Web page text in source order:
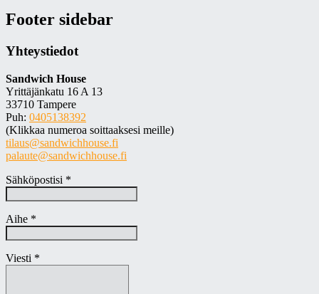
Footer sidebar
Yhteystiedot
Sandwich House
Yrittäjänkatu 16 A 13
33710 Tampere
Puh: 0405138392
(Klikkaa numeroa soittaaksesi meille)
tilaus@sandwichhouse.fi
palaute@sandwichhouse.fi
Sähköpostisi *
Aihe *
Viesti *